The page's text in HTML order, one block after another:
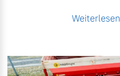
Weiterlesen